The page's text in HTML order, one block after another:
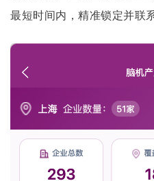
最短时间内，精准锁定并联